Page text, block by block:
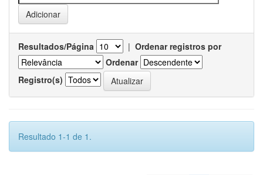
Resultados/Página | Ordenar registros por
Ordenar
Registro(s)
Resultado 1-1 de 1.